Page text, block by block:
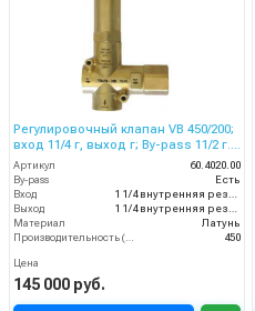
Регулировочный клапан VB 450/200;
вход 11/4 г, выход г; By-pass 11/2 г.
450 л/мин 220 бар
Артикул
60.4020.00
By-pass
Есть
Вход
1 1/4 внутренняя резьба
Выход
1 1/4 внутренняя резьба
Материал
Латунь
Производительность (л/мин)
450
Цена
145 000 руб.